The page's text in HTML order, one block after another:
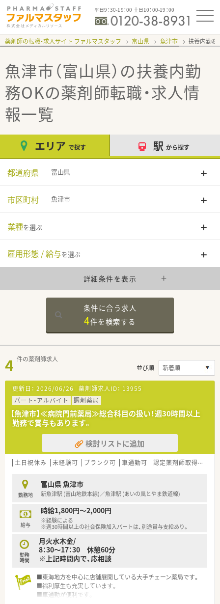
平日9：30-19：00 土日10：00-19：00
薬剤師の転職・求人サイト ファルマスタッフ 富山県 魚津市 扶養内勤
魚津市（富山県）の扶養内勤
務OKの薬剤師転職・求人情
報一覧
エリア で探す 駅 から探す
都道府県 富山県
市区町村 魚津市
業種を選ぶ
雇用形態 / 給与を選ぶ
詳細条件を表示
条件に合う求人
4件を検索する
4 件の薬剤師求人
並び順
更新日： 2026/06/26 薬剤師求人ID： 13955
パート・アルバイト
調剤薬局
【魚津市】≪病院門前薬局≫総合科目の扱い！週30時間以上
勤務で賞与もあります。
検討リストに追加
土日祝休み 未経験可 ブランク可 車通勤可 認定薬剤師取得支援あり
勤務地
富山県 魚津市
新魚津駅 (富山地鉄本線)／魚津駅 (あいの風とやま鉄道線)
給与
時給1,800円～2,000円
※経験による
※週30時間以上の社会保険加入パートは、別途賞与支給あり。
勤務
時間
月火水木金/
8：30～17：30 休憩60分
※上記時間内で、応相談
■東海地方を中心に店舗展開している大手チェーン薬局です。
■福利厚生も充実しています。
■車通勤が便利です。